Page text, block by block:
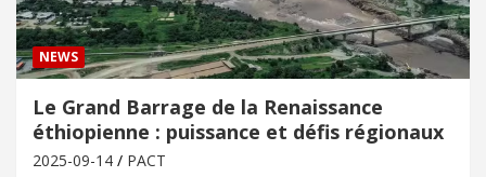
NEWS
Le Grand Barrage de la Renaissance
éthiopienne : puissance et défis régionaux
2025-09-14 PACT